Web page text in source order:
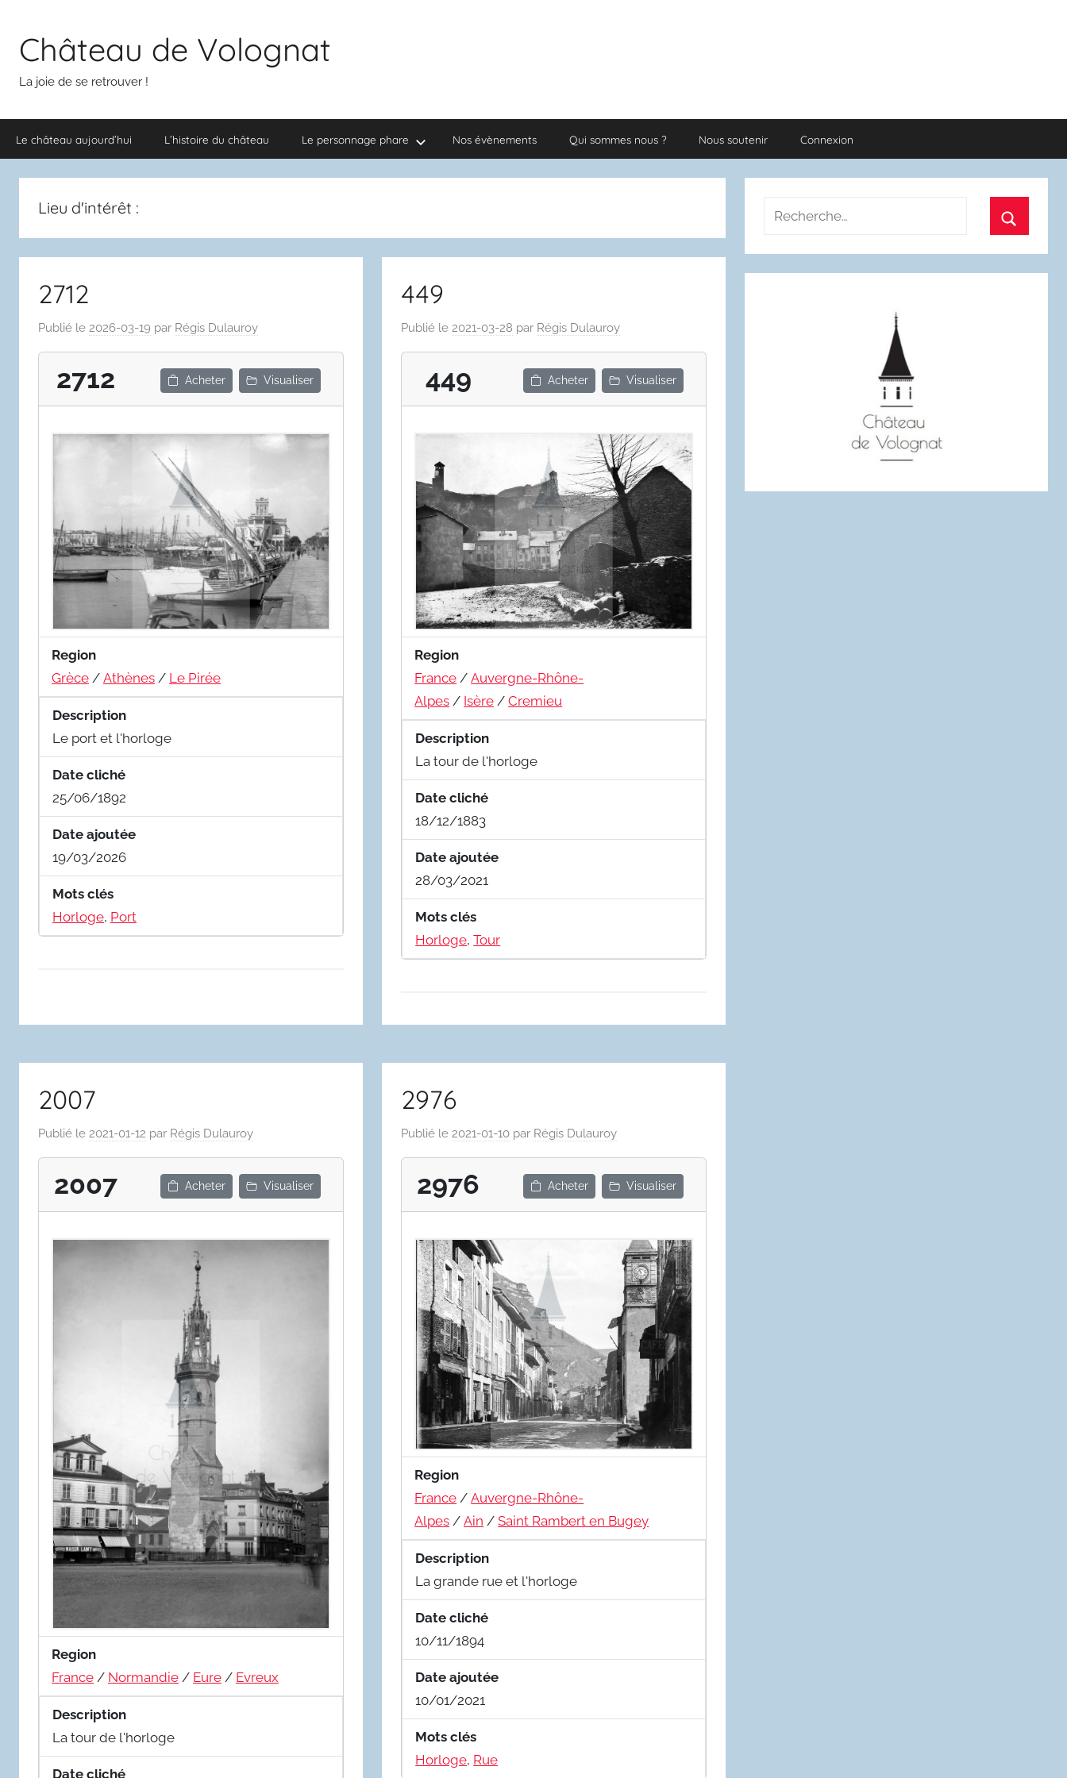
contenuChâteau de Volognat
La joie de se retrouver !
Le château aujourd’hui L’histoire du château Le personnage phare Nos évènements Qui sommes nous ? Nous soutenir Connexion
Lieu d'intérêt :
2712
Publié le 2026-03-19 par Régis Dulauroy
2712 Acheter Visualiser
Region
Grèce / Athènes / Le Pirée
Description
Le port et l'horloge
Date cliché
25/06/1892
Date ajoutée
19/03/2026
Mots clés
Horloge, Port
449
Publié le2021-03-28 par Régis Dulauroy
449 Acheter Visualiser
Region
France /Auvergne-Rhône-
Alpes / Isère /Cremieu
Description
La tour de l'horloge
Date cliché
18/12/1883
Date ajoutée
28/03/2021
Mots clés
Horloge,Tour
2007
Publié le 2021-01-12 par Régis Dulauroy
2007 Acheter Visualiser
Region
France / Normandie / Eure / Evreux
Description
La tour de l'horloge
Date cliché
2976
Publié le2021-01-10 par Régis Dulauroy
2976 Acheter Visualiser
Region
France /Auvergne-Rhône-
Alpes /Ain /Saint Rambert en Bugey
Description
La grande rue et l'horloge
Date cliché
10/11/1894
Date ajoutée
10/01/2021
Mots clés
Horloge, Rue
Recherche
: